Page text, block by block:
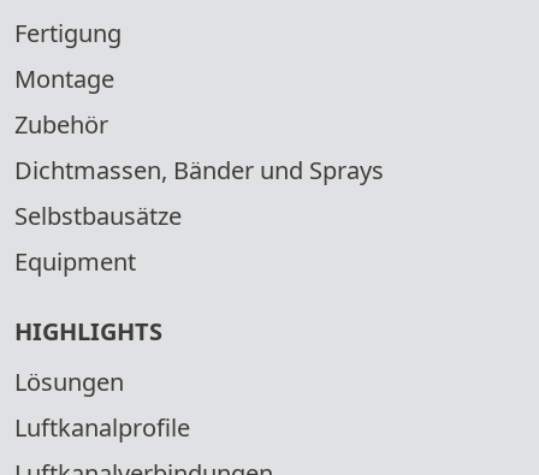
Fertigung
Montage
Zubehör
Dichtmassen, Bänder und Sprays
Selbstbausätze
Equipment
HIGHLIGHTS
Lösungen
Luftkanalprofile